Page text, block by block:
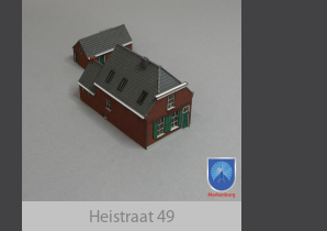
Heistraat 49